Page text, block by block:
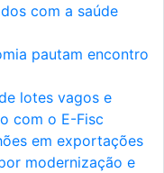
com a saúde
pautam encontro
lotes vagos e
com o E-Fisc
em exportações
modernização e